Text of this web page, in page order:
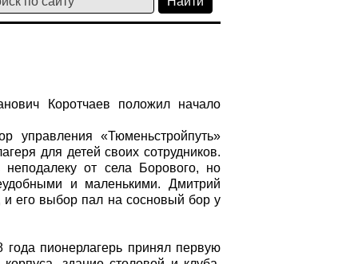
Коротчаев положил начало
управления «Тюменьстройпуть»
для детей своих сотрудников.
от села Борового, но
и маленькими. Дмитрий
и его выбор пал на сосновый бор у
пионерлагерь принял первую